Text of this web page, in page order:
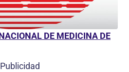
DE MEDICINA DE
Publicidad